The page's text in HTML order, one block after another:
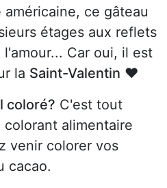
ce gâteau
étages aux reflets
Car oui, il est
la Saint-Valentin ♥
coloré? C'est tout
alimentaire
venir colorer vos
cacao.